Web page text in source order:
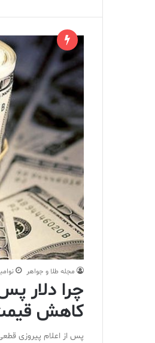
مجله طلا و جواهر نوامبر 10,
چرا دلار
کاهش قیمت
پس از اعلام پیروزی